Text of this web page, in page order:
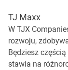
TJ Maxx
W TJX
rozwoju,
Będziesz
stawia na